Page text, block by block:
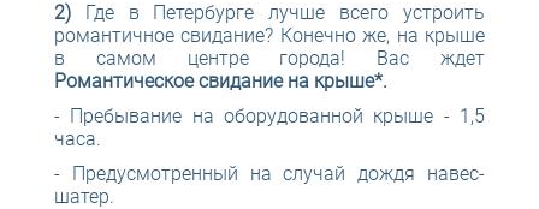
2)Где в Петербурге лучше всего устроить
романтичное свидание? Конечно же, на крыше
в самом центре города! Вас ждет
Романтическое свидание на крыше*.
- Пребывание на оборудованной крыше - 1,5
часа.
- Предусмотренный на случай дождя навес-
шатер.